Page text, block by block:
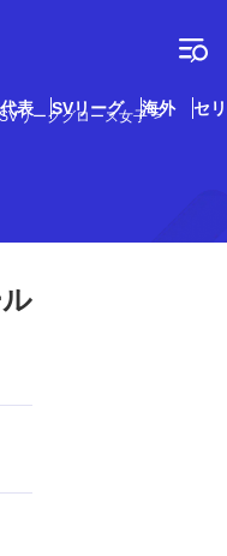
表 SVリーグ 海外 セ
SVリーググロース女子